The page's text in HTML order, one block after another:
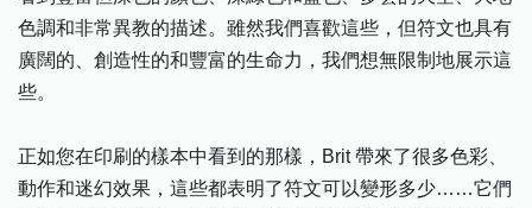
色調和非常異教的描述。雖然我們喜歡這些，但符文也具有
廣闊的、創造性的和豐富的生命力，我們想無限制地展示這
些。
正如您在印刷的樣本中看到的那樣，Brit 帶來了很多色彩、
動作和迷幻效果，這些都表明了符文可以變形多少……它們